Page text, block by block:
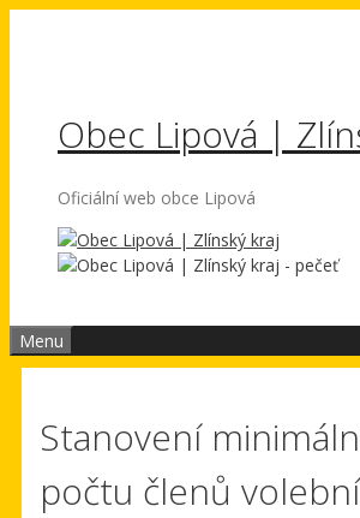
Obec Lipová |
Oficiální web obce Lipová
Menu
Stanovení
počtu členů